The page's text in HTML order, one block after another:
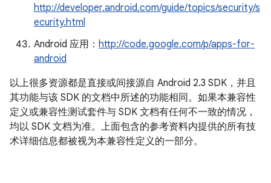
http://developer.android.com/guide/topics/security/s
ecurity.html
Android 应用： http://code.google.com/p/apps-for-
android
以上很多资源都是直接或间接源自 Android 2.3 SDK，并且
其功能与该 SDK 的文档中所述的功能相同。如果本兼容性
定义或兼容性测试套件与 SDK 文档有任何不一致的情况，
均以 SDK 文档为准。上面包含的参考资料内提供的所有技
术详细信息都被视为本兼容性定义的一部分。